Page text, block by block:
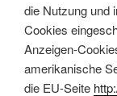
die Nutzung und
Cookies
Anzeigen-
amerikanische
die EU-Seite